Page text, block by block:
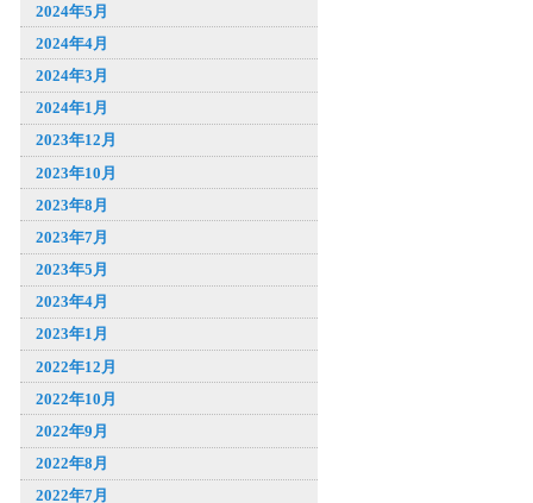
2024年5月
2024年4月
2024年3月
2024年1月
2023年12月
2023年10月
2023年8月
2023年7月
2023年5月
2023年4月
2023年1月
2022年12月
2022年10月
2022年9月
2022年8月
2022年7月